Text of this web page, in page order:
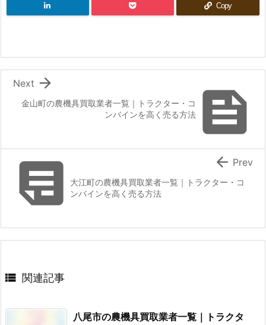
Copy

金山町の農機具買取業者一覧｜トラクター・コ
ンバインを高く売る方法

Next
大江町の農機具買取業者一覧｜トラクター・コ
ンバインを高く売る方法
 Prev
 関連記事
八尾市の農機具買取業者一覧｜トラクタ